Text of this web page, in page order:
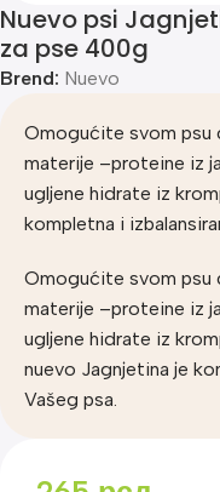
Nuevo psi
za pse 400g
Brend: Nuevo
Omogućite svom psu
materije –proteine iz
ugljene hidrate iz
kompletna i
Omogućite svom psu
materije –proteine iz
ugljene hidrate iz
nuevo Jagnjetina je
Vašeg psa.